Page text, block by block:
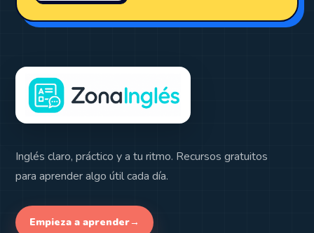
Inglés claro, práctico y a tu ritmo. Recursos gratuitos
para aprender algo útil cada día.
Empieza a aprender→